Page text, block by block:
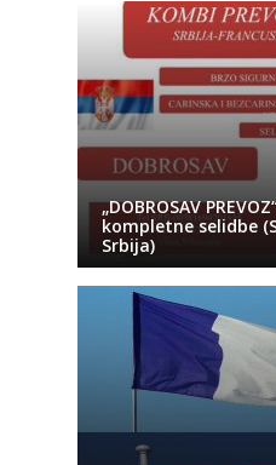
„DOBROSAV
kompletne selidbe
Srbija)